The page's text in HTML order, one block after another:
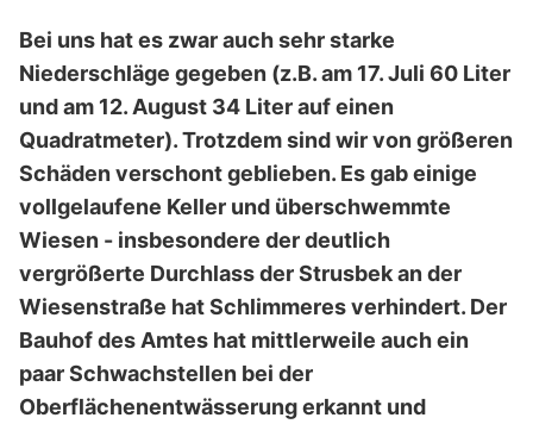
Bei uns hat es zwar auch sehr starke
Niederschläge gegeben (z.B. am 17. Juli 60 Liter
und am 12. August 34 Liter auf einen
Quadratmeter). Trotzdem sind wir von größeren
Schäden verschont geblieben. Es gab einige
vollgelaufene Keller und überschwemmte
Wiesen - insbesondere der deutlich
vergrößerte Durchlass der Strusbek an der
Wiesenstraße hat Schlimmeres verhindert. Der
Bauhof des Amtes hat mittlerweile auch ein
paar Schwachstellen bei der
Oberflächenentwässerung erkannt und